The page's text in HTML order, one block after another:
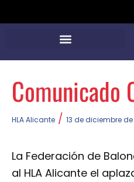
Comunicado
HLA Alicante / 13 de diciembre de
La Federación de
al HLA Alicante el